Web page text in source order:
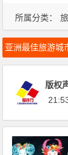
所属分类：
版权